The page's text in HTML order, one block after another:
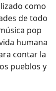
como
de todo
pop
humana
contar la
pueblos y